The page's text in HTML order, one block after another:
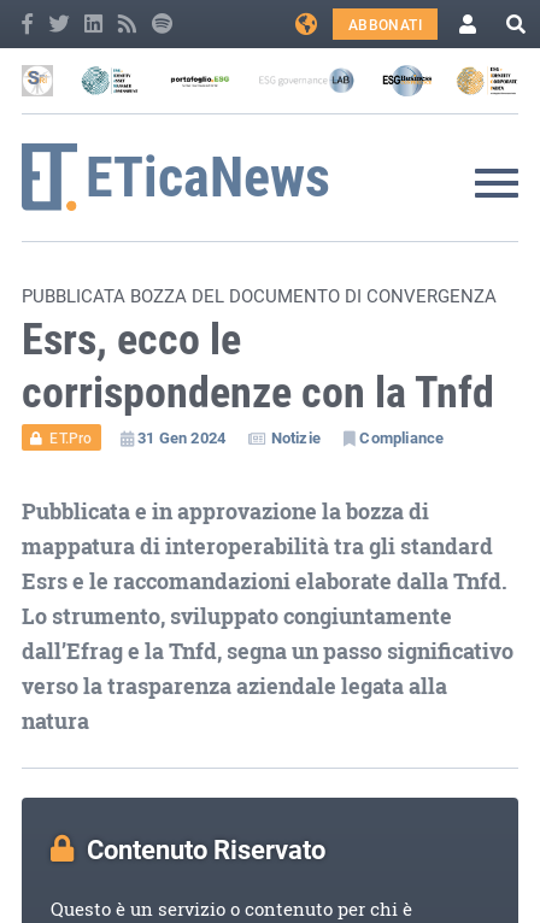
ABBONATI
PUBBLICATA BOZZA DEL DOCUMENTO DI CONVERGENZA
Esrs, ecco le
corrispondenze con la Tnfd
ET.Pro 31 Gen 2024 Notizie Compliance
Pubblicata e in approvazione la bozza di
mappatura di interoperabilità tra gli standard
Esrs e le raccomandazioni elaborate dalla Tnfd.
Lo strumento, sviluppato congiuntamente
dall’Efrag e la Tnfd, segna un passo significativo
verso la trasparenza aziendale legata alla
natura
Contenuto Riservato
Questo è un servizio o contenuto per chi è